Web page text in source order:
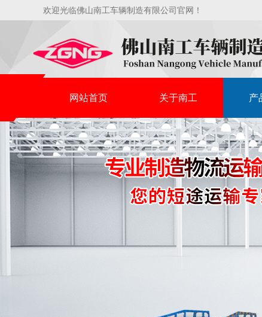
欢迎光临佛山南工车辆制造有限公司官网！
网站首页 关于南工 产